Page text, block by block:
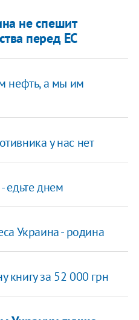
не спешит
перед ЕС
нефть, а мы им
у нас нет
едьте днем
Украина - родина
книгу за 52 000 грн